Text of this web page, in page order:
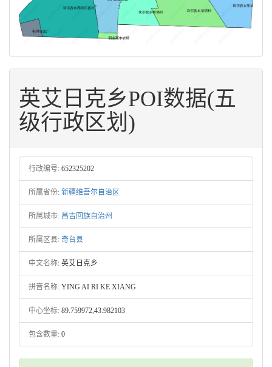
英艾日克乡POI数据(五
级行政区划)
行政编号: 652325202
所属省份: 新疆维吾尔自治区
所属城市: 昌吉回族自治州
所属区县: 奇台县
中文名称: 英艾日克乡
拼音名称: YING AI RI KE XIANG
中心坐标: 89.759972,43.982103
包含数量: 0